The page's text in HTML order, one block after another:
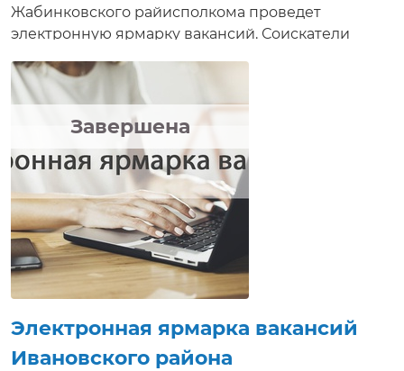
Жабинковского райисполкома проведет
электронную ярмарку вакансий. Соискатели
предлагаемыми нанимателями, условиями труда,
а также задать интересующие вопросы,
направить резюме, получить электронную
консультацию, приглашение на собеседование в
режиме реального времени. Электронная
ярмарка вакансий доступна на сайте http://e-
vacancy.by.
Завершена
Электронная ярмарка вакансий
Ивановского района